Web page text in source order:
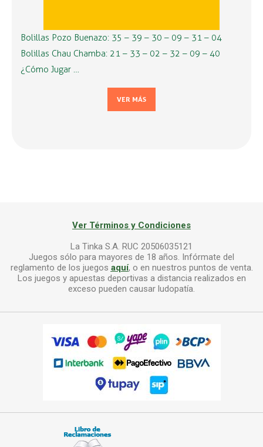
Bolillas Pozo Buenazo: 35 – 39 – 30 – 09 – 31 – 04
Bolillas Chau Chamba: 21 – 33 – 02 – 32 – 09 – 40
¿Cómo Jugar …
VER MÁS
Ver Términos y Condiciones
La Tinka S.A. RUC 20506035121
Juegos sólo para mayores de 18 años. Infórmate del
reglamento de los juegos aquí, o en nuestros puntos de venta.
Los juegos y apuestas deportivas a distancia realizados en
exceso pueden causar ludopatía.